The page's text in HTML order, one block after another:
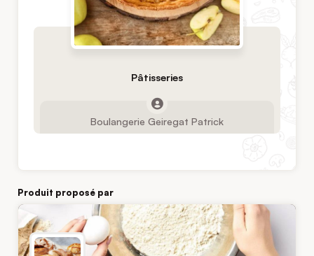
Pâtisseries
Boulangerie Geiregat Patrick
Produit proposé par